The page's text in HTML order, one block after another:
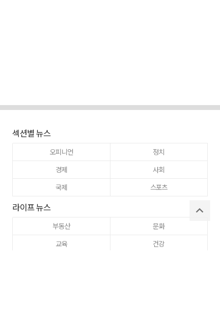
섹션별 뉴스
오피니언
정치
경제
사회
국제
스포츠
라이프 뉴스
부동산
문화
교육
건강